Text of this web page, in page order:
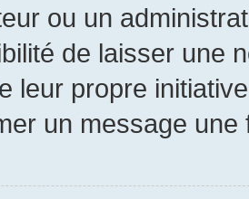
ou un
de laisser une
leur propre
un message une